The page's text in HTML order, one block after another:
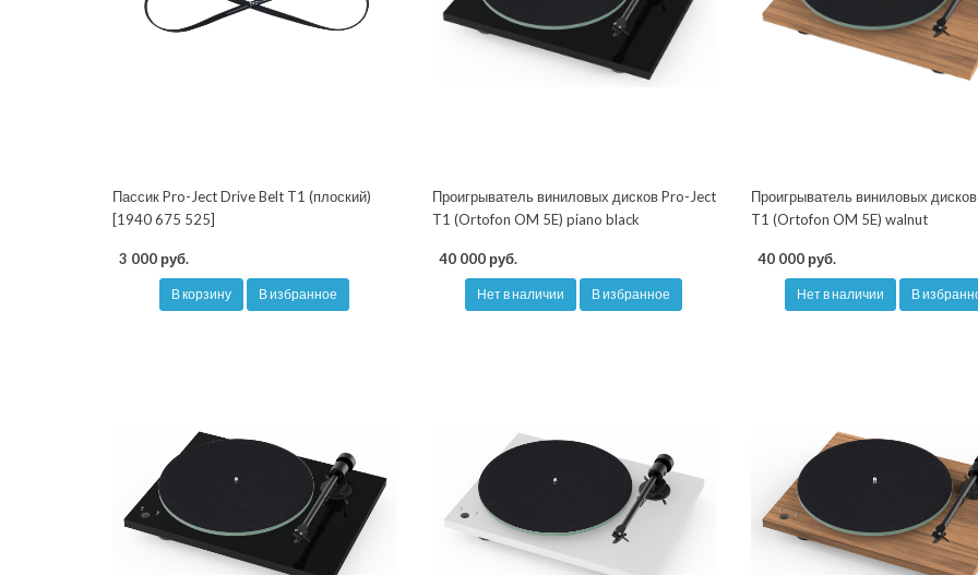
Пассик Pro-Ject Drive Belt T1 (плоский)
[1940 675 525]
3 000 руб.
В корзину В избранное
Проигрыватель виниловых дисков Pro-Ject
T1 (Ortofon OM 5E) piano black
40 000 руб.
Нет в наличии В избранное
Проигрыватель виниловых
T1 (Ortofon OM 5E) walnut
40 000 руб.
Нет в наличии В